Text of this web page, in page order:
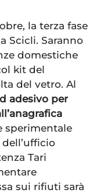
la terza fase
Scicli. Saranno
domestiche
kit del
del vetro. Al
adesivo per
sperimentale
Tari
sui rifiuti sarà